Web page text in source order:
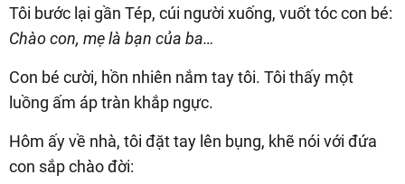
Tôi bước lại gần Tép, cúi người xuống, vuốt tóc con bé:
Chào con, mẹ là bạn của ba…
Con bé cười, hồn nhiên nắm tay tôi. Tôi thấy một
luồng ấm áp tràn khắp ngực.
Hôm ấy về nhà, tôi đặt tay lên bụng, khẽ nói với đứa
con sắp chào đời: